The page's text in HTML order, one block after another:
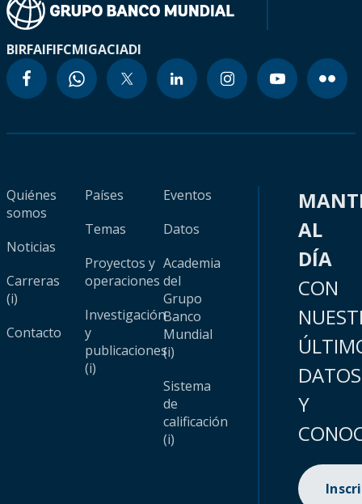
BIRFAIFIFCMIGACIADI
Quiénes
somos
Noticias
Carreras
(i)
Contacto
Países
Temas
Proyectos y
operaciones
Investigación
y
publicaciones
(i)
Eventos
Datos
Academia
del
Grupo
Banco
Mundial
(i)
Sistema
de
calificación
(i)
AL
DÍA
CON
DATOS
Y